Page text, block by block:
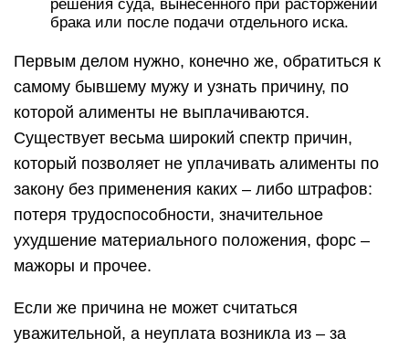
решения суда, вынесенного при расторжении
брака или после подачи отдельного иска.
Первым делом нужно, конечно же, обратиться к
самому бывшему мужу и узнать причину, по
которой алименты не выплачиваются.
Существует весьма широкий спектр причин,
который позволяет не уплачивать алименты по
закону без применения каких – либо штрафов:
потеря трудоспособности, значительное
ухудшение материального положения, форс –
мажоры и прочее.
Если же причина не может считаться
уважительной, а неуплата возникла из – за